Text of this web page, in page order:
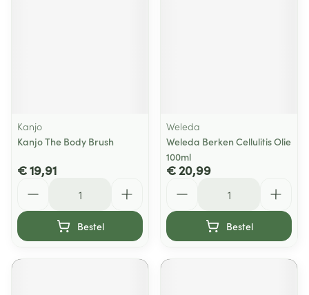
Kanjo
Kanjo The Body Brush
€ 19,91
Bestel
Weleda
Weleda Berken Cellulitis Olie
100ml
€ 20,99
Bestel